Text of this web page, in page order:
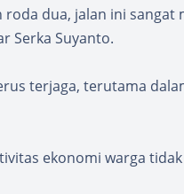
dua, jalan ini
Serka Suyanto.
terjaga, terutama
ekonomi warga